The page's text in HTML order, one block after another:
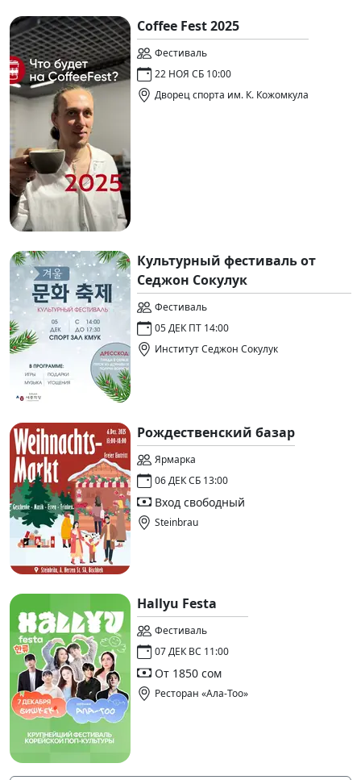
Coffee Fest 2025
Фестиваль
22 НОЯ СБ 10:00
Дворец спорта им. К. Кожомкула
Культурный фестиваль от
Седжон Сокулук
Фестиваль
05 ДЕК ПТ 14:00
Институт Седжон Сокулук
Рождественский базар
Ярмарка
06 ДЕК СБ 13:00
Вход свободный
Steinbrau
Hallyu Festa
Фестиваль
07 ДЕК ВС 11:00
От 1850 сом
Ресторан «Ала-Тоо»